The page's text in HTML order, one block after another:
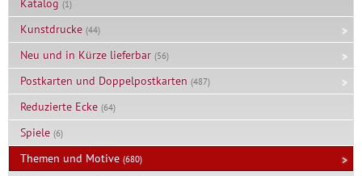
Katalog (1)
Kunstdrucke (44)
Neu und in Kürze lieferbar (56)
Postkarten und Doppelpostkarten (487)
Reduzierte Ecke (64)
Spiele (6)
Themen und Motive (680)